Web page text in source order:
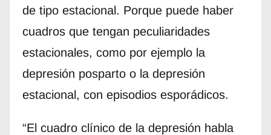
de tipo estacional. Porque puede haber
cuadros que tengan peculiaridades
estacionales, como por ejemplo la
depresión posparto o la depresión
estacional, con episodios esporádicos.
“El cuadro clínico de la depresión habla